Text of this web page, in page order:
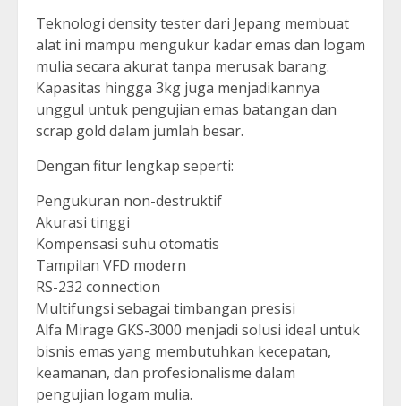
Teknologi density tester dari Jepang membuat
alat ini mampu mengukur kadar emas dan logam
mulia secara akurat tanpa merusak barang.
Kapasitas hingga 3kg juga menjadikannya
unggul untuk pengujian emas batangan dan
scrap gold dalam jumlah besar.
Dengan fitur lengkap seperti:
Pengukuran non-destruktif
Akurasi tinggi
Kompensasi suhu otomatis
Tampilan VFD modern
RS-232 connection
Multifungsi sebagai timbangan presisi
Alfa Mirage GKS-3000 menjadi solusi ideal untuk
bisnis emas yang membutuhkan kecepatan,
keamanan, dan profesionalisme dalam
pengujian logam mulia.